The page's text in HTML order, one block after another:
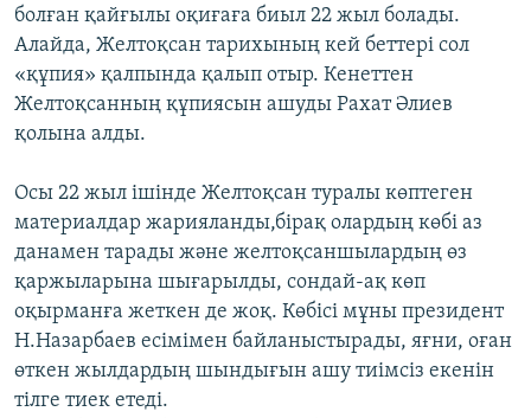
болған қайғылы оқиғаға биыл 22 жыл болады.
Алайда, Желтоқсан тарихының кей беттері сол
«құпия» қалпында қалып отыр. Кенеттен
Желтоқсанның құпиясын ашуды Рахат Әлиев
қолына алды.
Осы 22 жыл ішінде Желтоқсан туралы көптеген
материалдар жарияланды,бірақ олардың көбі аз
данамен тарады және желтоқсаншылардың өз
қаржыларына шығарылды, сондай-ақ көп
оқырманға жеткен де жоқ. Көбісі мұны президент
Н.Назарбаев есімімен байланыстырады, яғни, оған
өткен жылдардың шындығын ашу тиімсіз екенін
тілге тиек етеді.